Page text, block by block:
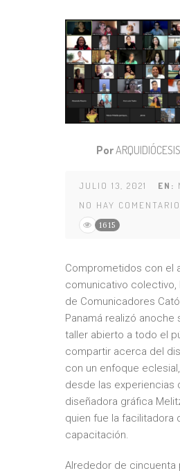
Por
JULIO 13, 2021 EN:
NO HAY
1615
Comprometidos con el
comunicativo colectivo,
de Comunicadores
Panamá realizó anoche
taller abierto a todo el
compartir acerca del
con un enfoque
desde las experiencias
diseñadora gráfica
quien fue la facilitadora
capacitación.
Alrededor de cincuenta